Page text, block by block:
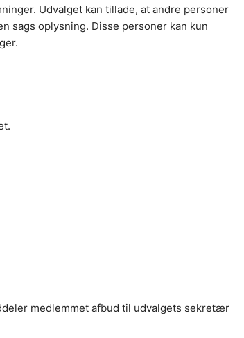
Udvalget kan tillade, at andre personer
sags oplysning. Disse personer kan kun
medlemmet afbud til udvalgets sekretær